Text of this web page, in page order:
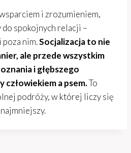
i zrozumieniem,
spokojnych relacji –
poza nim.Socjalizacja to nie
ale przede wszystkim
i głębszego
człowiekiem a psem.To
podróży, w której liczy się